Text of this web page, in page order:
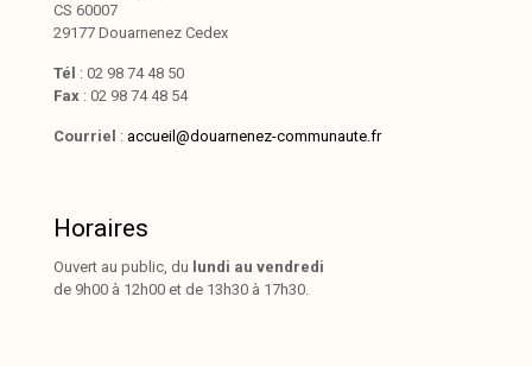
CS 60007
29177 Douarnenez Cedex
Tél : 02 98 74 48 50
Fax : 02 98 74 48 54
Courriel : accueil@douarnenez-communaute.fr
Horaires
Ouvert au public, du lundi au vendredi
de 9h00 à 12h00 et de 13h30 à 17h30.